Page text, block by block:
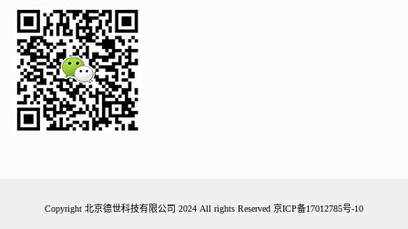
Copyright 北京德世科技有限公司 2024 All rights Reserved 京ICP备17012785号-10